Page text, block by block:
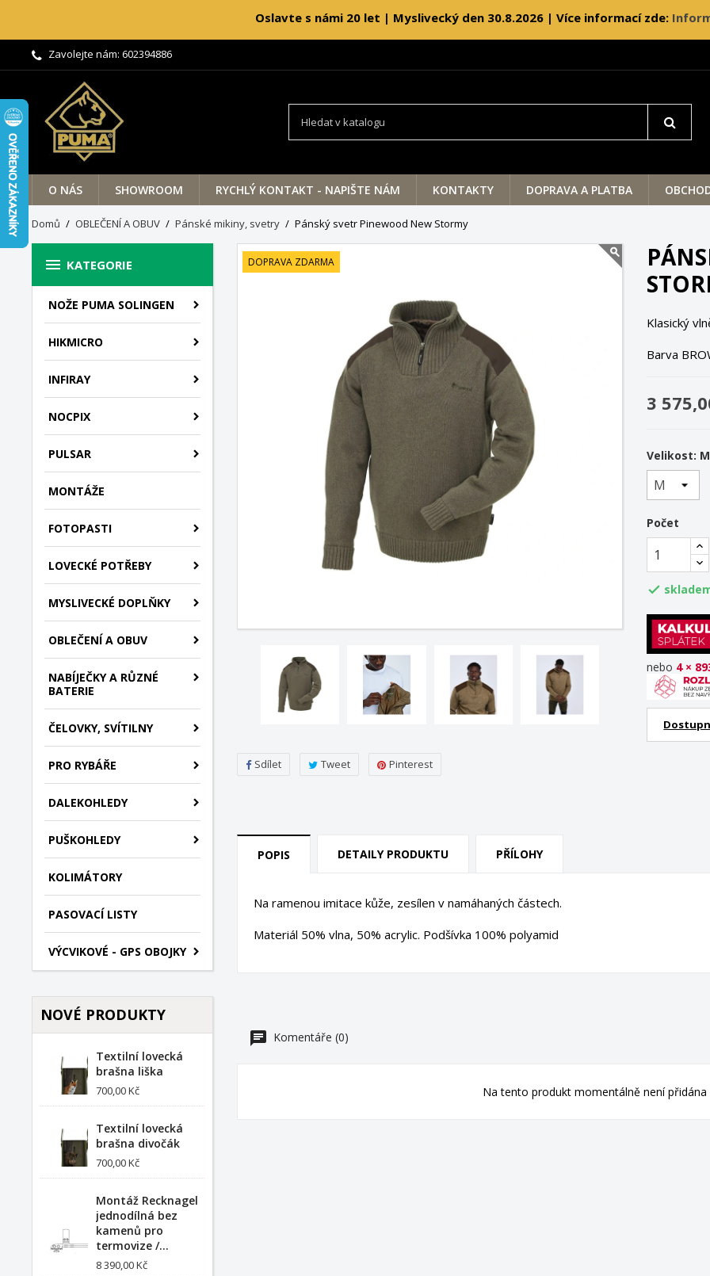
Oslavte s námi 20 let | Myslivecký den 30.8.2026 | Více informací zde:
Zavolejte nám: 602394886
O NÁS SHOWROOM RYCHLÝ KONTAKT - NAPIŠTE NÁM KONTAKTY DOPRAVA A PLATBA
Domů OBLEČENÍ A OBUV Pánské mikiny, svetry Pánský svetr Pinewood New Stormy
 KATEGORIE
NOŽE PUMA SOLINGEN
HIKMICRO
INFIRAY
NOCPIX
PULSAR
MONTÁŽE
FOTOPASTI
LOVECKÉ POTŘEBY
MYSLIVECKÉ DOPLŇKY
OBLEČENÍ A OBUV
NABÍJEČKY A RŮZNÉ
BATERIE
ČELOVKY, SVÍTILNY
PRO RYBÁŘE
DALEKOHLEDY
PUŠKOHLEDY
KOLIMÁTORY
PASOVACÍ LISTY
VÝCVIKOVÉ - GPS OBOJKY
NOVÉ PRODUKTY
Textilní lovecká
brašna liška
700,00 Kč
Textilní lovecká
brašna divočák
700,00 Kč
Montáž Recknagel
jednodílná bez
kamenů pro
termovize /...
8 390,00 Kč
DOPRAVA ZDARMA
Sdílet Tweet Pinterest
Klasický
Barva
3
Velikost: M
Počet

nebo 4 ×
POPIS DETAILY PRODUKTU PŘÍLOHY
Na ramenou imitace kůže, zesílen v namáhaných částech.
Materiál 50% vlna, 50% acrylic. Podšívka 100% polyamid
Komentáře (0)
Na tento produkt momentálně není přidána